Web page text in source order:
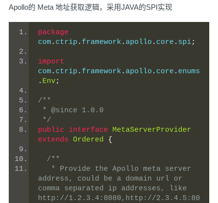
Apollo的 Meta 地址获取逻辑，采用JAVA的SPI实现
package
com. ctrip . framework . apollo . core . spi;
import
com. ctrip . framework . apollo . core . enums
. Env;
/**
* @since 1.0.0
*/
public
interface
MetaServerProvider
extends Ordered {
/**
address, could be a domain url or
comma separated ip addresses, like
http://1.2.3.4:8080,http://2.3.4.5:80